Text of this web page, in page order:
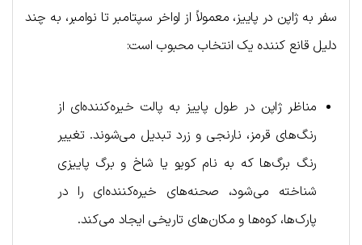
سفر به ژاپن در پاییز، معمولاً از اواخر سپتامبر تا نوامبر، به چند
دلیل قانع کننده یک انتخاب محبوب است:
مناظر ژاپن در طول پاییز به پالت خیره‌کننده‌ای از
رنگ‌های قرمز، نارنجی و زرد تبدیل می‌شوند. تغییر
رنگ برگ‌ها که به نام کویو یا شاخ و برگ پاییزی
شناخته می‌شود، صحنه‌های خیره‌کننده‌ای را در
پارک‌ها، کوه‌ها و مکان‌های تاریخی ایجاد می‌کند.